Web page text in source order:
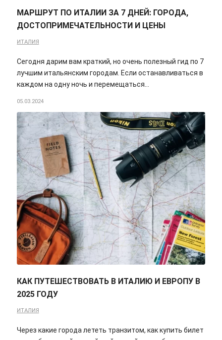
МАРШРУТ ПО ИТАЛИИ ЗА 7 ДНЕЙ: ГОРОДА,
ДОСТОПРИМЕЧАТЕЛЬНОСТИ И ЦЕНЫ
ИТАЛИЯ
Сегодня дарим вам краткий, но очень полезный гид по 7
лучшим итальянским городам. Если останавливаться в
каждом на одну ночь и перемещаться…
05.03.2024
КАК ПУТЕШЕСТВОВАТЬ В ИТАЛИЮ И ЕВРОПУ В
2025 ГОДУ
ИТАЛИЯ
Через какие города лететь транзитом, как купить билет